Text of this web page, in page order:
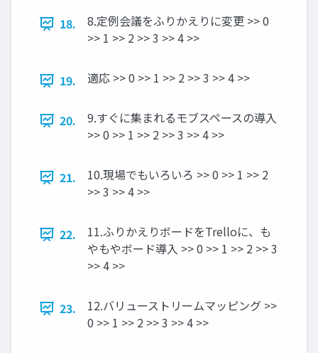
18.
8.定例会議をふりかえりに変更 >> 0
>> 1 >> 2 >> 3 >> 4 >>
19. 適応 >> 0 >> 1 >> 2 >> 3 >> 4 >>
20.
9.すぐに集まれるモブスペースの導入
>> 0 >> 1 >> 2 >> 3 >> 4 >>
21.
10.現場でもいろいろ >> 0 >> 1 >> 2
>> 3 >> 4 >>
22.
11.ふりかえりボードをTrelloに、も
やもやボード導入 >> 0 >> 1 >> 2 >> 3
>> 4 >>
23.
12.バリューストリームマッピング >>
0 >> 1 >> 2 >> 3 >> 4 >>